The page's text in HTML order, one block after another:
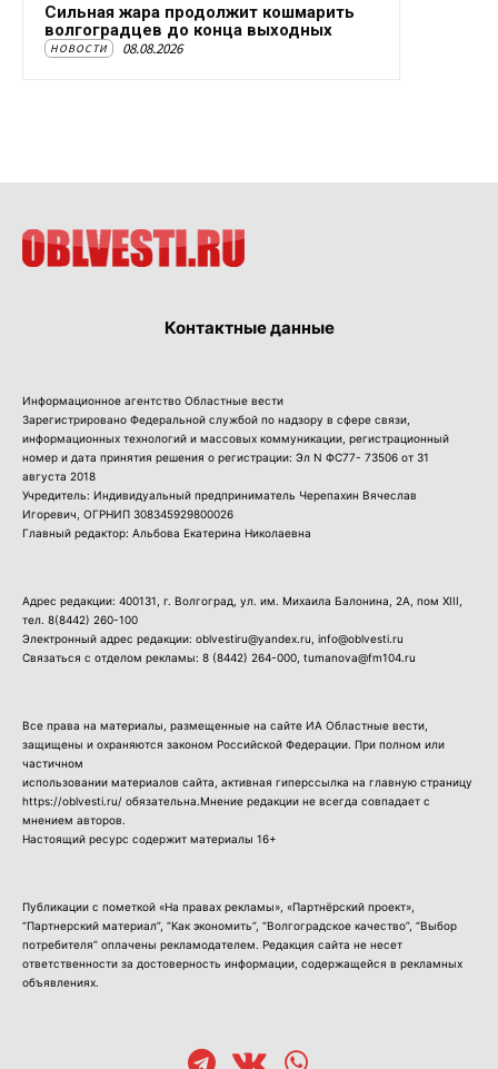
Сильная жара продолжит кошмарить
волгоградцев до конца выходных
НОВОСТИ 08.08.2026
Контактные данные
Информационное агентство Областные вести
Зарегистрировано Федеральной службой по надзору в сфере связи,
информационных технологий и массовых коммуникации, регистрационный
номер и дата принятия решения о регистрации: Эл N ФС77- 73506 от 31
августа 2018
Учредитель: Индивидуальный предприниматель Черепахин Вячеслав
Игоревич, ОГРНИП 308345929800026
Главный редактор: Альбова Екатерина Николаевна
Адрес редакции: 400131, г. Волгоград, ул. им. Михаила Балонина, 2А, пом XIII,
тел. 8(8442) 260-100
Электронный адрес редакции: oblvestiru@yandex.ru, info@oblvesti.ru
Связаться с отделом рекламы: 8 (8442) 264-000 , tumanova@fm104.ru
Все права на материалы, размещенные на сайте ИА Областные вести,
защищены и охраняются законом Российской Федерации. При полном или
частичном
использовании материалов сайта, активная гиперссылка на главную страницу
https://oblvesti.ru/ обязательна.Мнение редакции не всегда совпадает с
мнением авторов.
Настоящий ресурс содержит материалы 16+
Публикации с пометкой «На правах рекламы», «Партнёрский проект»,
“Партнерский материал”, “Как экономить”, “Волгоградское качество”, “Выбор
потребителя” оплачены рекламодателем. Редакция сайта не несет
ответственности за достоверность информации, содержащейся в рекламных
объявлениях.